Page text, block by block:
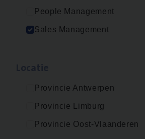
People Management
Sales Management
Provincie Antwerpen
Provincie Limburg
Provincie Oost-Vlaanderen